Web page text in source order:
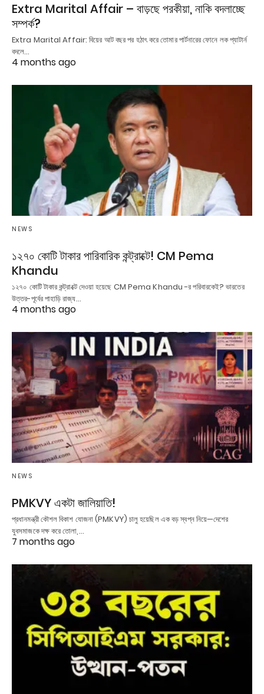
Extra Marital Affair – বাড়ছে পরকীয়া, নাকি বদলাচ্ছে
সম্পর্ক?
Extra Marital Affair: বিয়ের আট বছর পর হঠাৎ করে তোমার পার্টনারের ফোনে লক প্যাটার্ন
বদলে…
4 months ago
NEWS
১২৭০ কোটি টাকার পারিবারিক কন্ট্রাক্টে! CM Pema
Khandu
১২৭০ কোটি টাকার কন্ট্রাক্টে দেওয়া হয়েছে CM Pema Khandu -র পরিবারকেই? ভারতের
উত্তর-পূর্বের পাহাড়ি রাজ্য…
4 months ago
NEWS
PMKVY একটা জালিয়াতি!
প্রধানমন্ত্রী কৌশল বিকাশ যোজনা (PMKVY) চালু হয়েছিল এক বড় স্বপ্ন নিয়ে—দেশের
যুবসমাজকে দক্ষ করে তোলা,…
7 months ago